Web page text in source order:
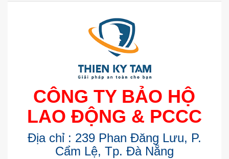
CÔNG TY BẢO HỘ
LAO ĐỘNG & PCCC
Địa chỉ : 239 Phan Đăng Lưu, P.
Cẩm Lệ, Tp. Đà Nẵng